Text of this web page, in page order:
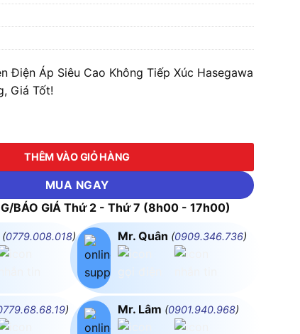
Điện Áp Siêu Cao Không Tiếp Xúc Hasegawa
Giá Tốt!
Áp Siêu Cao Không Tiếp Xúc Hasegawa Voltect số lượng
THÊM VÀO GIỎ HÀNG
MUA NGAY
BÁO GIÁ Thứ 2 - Thứ 7 (8h00 - 17h00)
(0779.008.018)
)
Mr. Quân (0909.346.736)
Mr. Lâm (0901.940.968)